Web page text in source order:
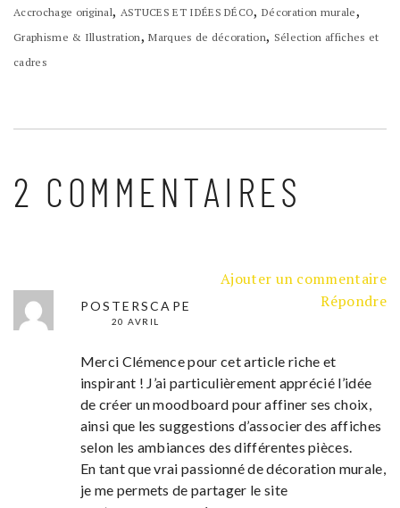
Accrochage original, ASTUCES ET IDÉES DÉCO,Décoration murale,
Graphisme & Illustration,Marques de décoration, Sélection affiches et
cadres
2 COMMENTAIRES
Ajouter un commentaire
POSTERSCAPE
20 AVRIL
Répondre
Merci Clémence pour cet article riche et
inspirant ! J’ai particulièrement apprécié l’idée
de créer un moodboard pour affiner ses choix,
ainsi que les suggestions d’associer des affiches
selon les ambiances des différentes pièces.
En tant que vrai passionné de décoration murale,
je me permets de partager le site